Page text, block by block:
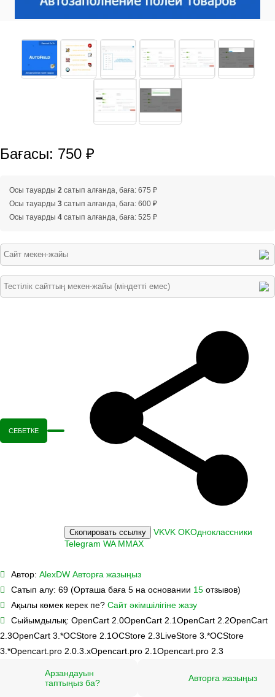
Бағасы: 750 ₽
Осы тауарды 2 сатып алғанда, баға: 675 ₽
Осы тауарды 3 сатып алғанда, баға: 600 ₽
Осы тауарды 4 сатып алғанда, баға: 525 ₽
СЕБЕТКЕ
Скопировать ссылку VKVK OKОдноклассники
Telegram WA MMAX
Автор: AlexDW Авторға жазыңыз
Сатып алу: 69 (Орташа баға 5 на основании 15 отзывов)
Ақылы көмек керек пе? Сайт әкімшілігіне жазу
Сыйымдылық: OpenCart 2.0OpenCart 2.1OpenCart 2.2OpenCart
2.3OpenCart 3.*OCStore 2.1OCStore 2.3LiveStore 3.*OCStore
3.*Opencart.pro 2.0.3.хOpencart.pro 2.1Opencart.pro 2.3
Арзандауын
таптыңыз ба?
Авторға жазыңыз